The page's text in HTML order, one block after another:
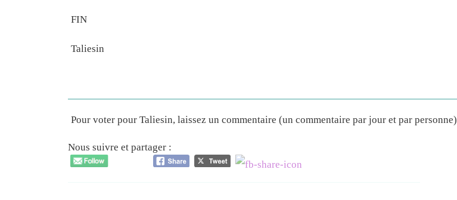
FIN
Taliesin
Pour voter pour Taliesin, laissez un commentaire (un commentaire par jour et par personne)
Nous suivre et partager :